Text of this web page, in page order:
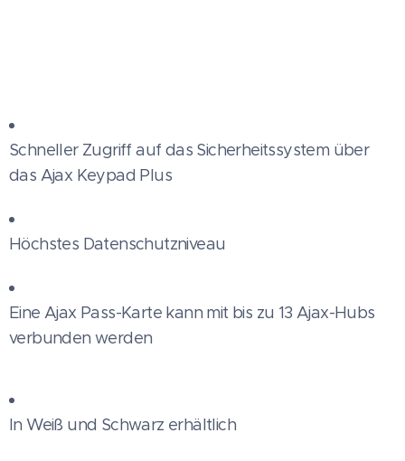
Schneller Zugriff auf das Sicherheitssystem über
das Ajax Keypad Plus
Höchstes Datenschutzniveau
Eine Ajax Pass-Karte kann mit bis zu 13 Ajax-Hubs
verbunden werden
In Weiß und Schwarz erhältlich